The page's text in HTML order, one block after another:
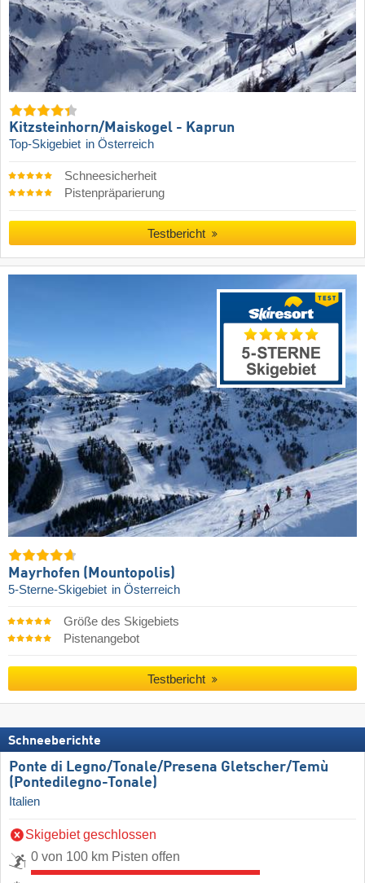
Kitzsteinhorn/​Maiskogel - Kaprun
Top-Skigebiet in Österreich
Schneesicherheit
Pistenpräparierung
Testbericht
Mayrhofen (Mountopolis)
5-Sterne-Skigebiet in Österreich
Größe des Skigebiets
Pistenangebot
Testbericht
Schneeberichte
Ponte di Legno/​Tonale/​Presena Gletscher/​Temù
(Pontedilegno-Tonale)
Italien
Skigebiet geschlossen
0 von 100 km Pisten offen